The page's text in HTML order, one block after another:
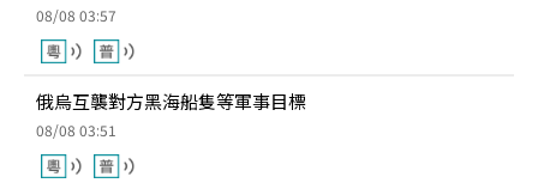
08/08 03:57
俄烏互襲對方黑海船隻等軍事目標
08/08 03:51